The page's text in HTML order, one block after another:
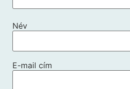
Név
E-mail cím